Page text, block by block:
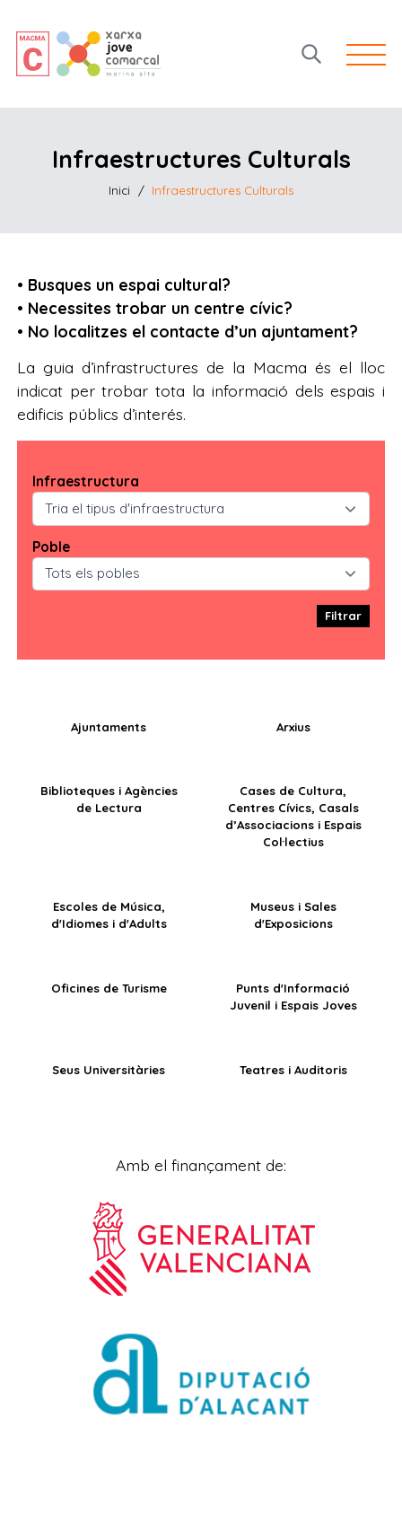
Open
Infraestructures Culturals
Inici / Infraestructures Culturals
• Busques un espai cultural?
• Necessites trobar un centre cívic?
• No localitzes el contacte d’un ajuntament?
La guia d’infrastructures de la Macma és el lloc
indicat per trobar tota la informació dels espais i
edificis públics d’interés.
Infraestructura
Poble
Filtrar
Ajuntaments Arxius
Biblioteques i Agències
de Lectura
Cases de Cultura,
Centres Cívics, Casals
d’Associacions i Espais
Col·lectius
Escoles de Música,
d'Idiomes i d'Adults
Museus i Sales
d'Exposicions
Oficines de Turisme
Punts d'Informació
Juvenil i Espais Joves
Seus Universitàries Teatres i Auditoris
Amb el finançament de: